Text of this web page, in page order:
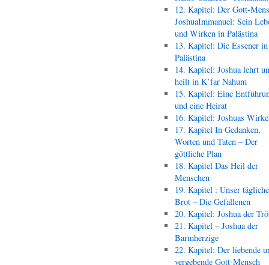
12. Kapitel: Der Gott-
JoshuaImmanuel: Sein
und Wirken in Palästina
13. Kapitel: Die Essener in
Palästina
14. Kapitel: Joshua lehrt
heilt in K’far Nahum
15. Kapitel: Eine
und eine Heirat
16. Kapitel: Joshuas
17. Kapitel In Gedanken,
Worten und Taten – Der
göttliche Plan
18. Kapitel Das Heil der
Menschen
19. Kapitel : Unser
Brot – Die Gefallenen
20. Kapitel: Joshua der
21. Kapitel – Joshua der
Barmherzige
22. Kapitel: Der liebende
vergebende Gott-Mensch